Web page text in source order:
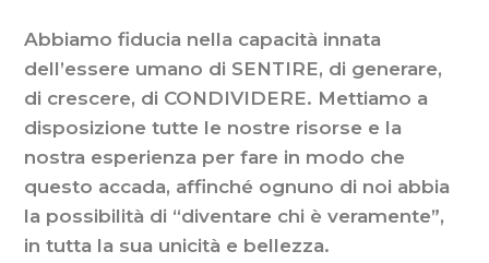
Abbiamo fiducia nella capacità innata
dell’essere umano di SENTIRE, di generare,
di crescere, di CONDIVIDERE. Mettiamo a
disposizione tutte le nostre risorse e la
nostra esperienza per fare in modo che
questo accada, affinché ognuno di noi abbia
la possibilità di “diventare chi è veramente”,
in tutta la sua unicità e bellezza.